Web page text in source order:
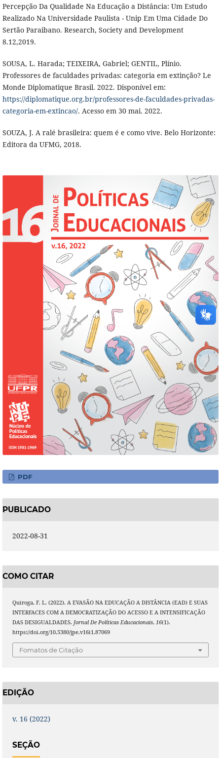
Percepção Da Qualidade Na Educação a Distância: Um Estudo
Realizado Na Universidade Paulista - Unip Em Uma Cidade Do
Sertão Paraibano. Research, Society and Development
8.12,2019.
SOUSA, L. Harada; TEIXEIRA, Gabriel; GENTIL, Plínio.
Professores de faculdades privadas: categoria em extinção? Le
Monde Diplomatique Brasil. 2022. Disponível em:
https://diplomatique.org.br/professores-de-faculdades-privadas-
categoria-em-extincao/. Acesso em 30 mai. 2022.
SOUZA, J. A ralé brasileira: quem é e como vive. Belo Horizonte:
Editora da UFMG, 2018.
PDF
PUBLICADO
2022-08-31
COMO CITAR
Quiroga, F. L. (2022). A EVASÃO NA EDUCAÇÃO A DISTÂNCIA (EAD) E SUAS
INTERFACES COM A DEMOCRATIZAÇÃO DO ACESSO E A INTENSIFICAÇÃO
DAS DESIGUALDADES. Jornal De Políticas Educacionais, 16(1).
https://doi.org/10.5380/jpe.v16i1.87069
Fomatos de Citação
EDIÇÃO
v. 16 (2022)
SEÇÃO